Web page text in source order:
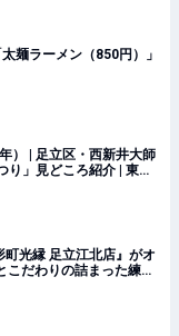
麺ラーメン（850円）」
） | 足立区・西新井大師
り」見どころ紹介 | 東京
光縁 足立江北店』がオ
こだわりの詰まった練り